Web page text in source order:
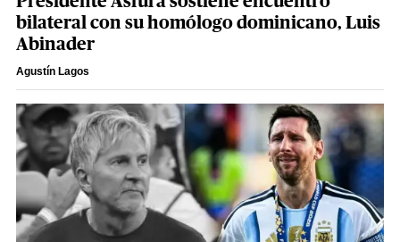
bilateral con su homólogo dominicano, Luis
Abinader
Agustín Lagos